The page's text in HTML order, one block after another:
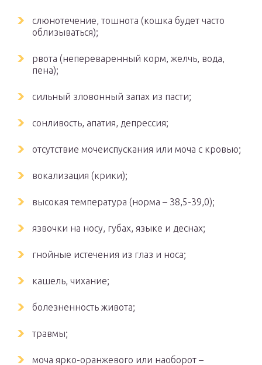
слюнотечение, тошнота (кошка будет часто
облизываться);
рвота (непереваренный корм, желчь, вода,
пена);
сильный зловонный запах из пасти;
сонливость, апатия, депрессия;
отсутствие мочеиспускания или моча с кровью;
вокализация (крики);
высокая температура (норма – 38,5-39,0);
язвочки на носу, губах, языке и деснах;
гнойные истечения из глаз и носа;
кашель, чихание;
болезненность живота;
травмы;
моча ярко-оранжевого или наоборот –